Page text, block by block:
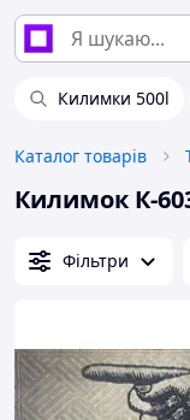
Килимки 500l
Каталог товарів
Килимок К-
Фільтри